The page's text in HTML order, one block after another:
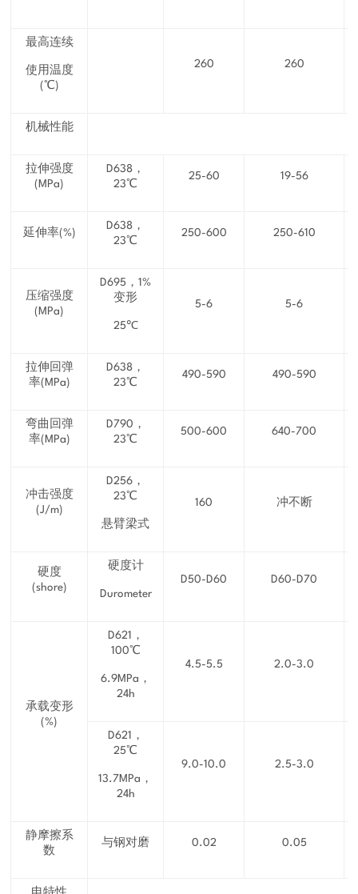
最高连续
使用温度
(℃)
260 260
机械性能
拉伸强度
(MPa)
D638，
23℃
25-60 19-56
延伸率(%)
D638，
23℃
250-600 250-610
压缩强度
(MPa)
D695，1%
变形
25℃
5-6 5-6
拉伸回弹
率(MPa)
D638，
23℃
490-590 490-590
弯曲回弹
率(MPa)
D790，
23℃
500-600 640-700
冲击强度
(J/m)
D256，
23℃
悬臂梁式
160 冲不断
硬度
(shore)
硬度计
Durometer
D50-D60 D60-D70
承载变形
(%)
D621，
100℃
6.9MPa，
24h
4.5-5.5 2.0-3.0
D621，
25℃
13.7MPa，
24h
9.0-10.0 2.5-3.0
静摩擦系
数
与钢对磨 0.02 0.05